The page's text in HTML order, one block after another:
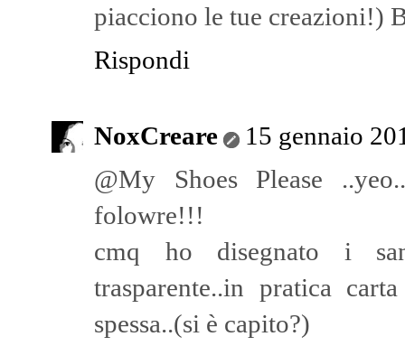
piacciono le tue creazioni!)
Rispondi
NoxCreare
15 gennaio
@My Shoes Please
folowre!!!
cmq ho disegnato i
trasparente..in pratica
spessa..(si è capito?)